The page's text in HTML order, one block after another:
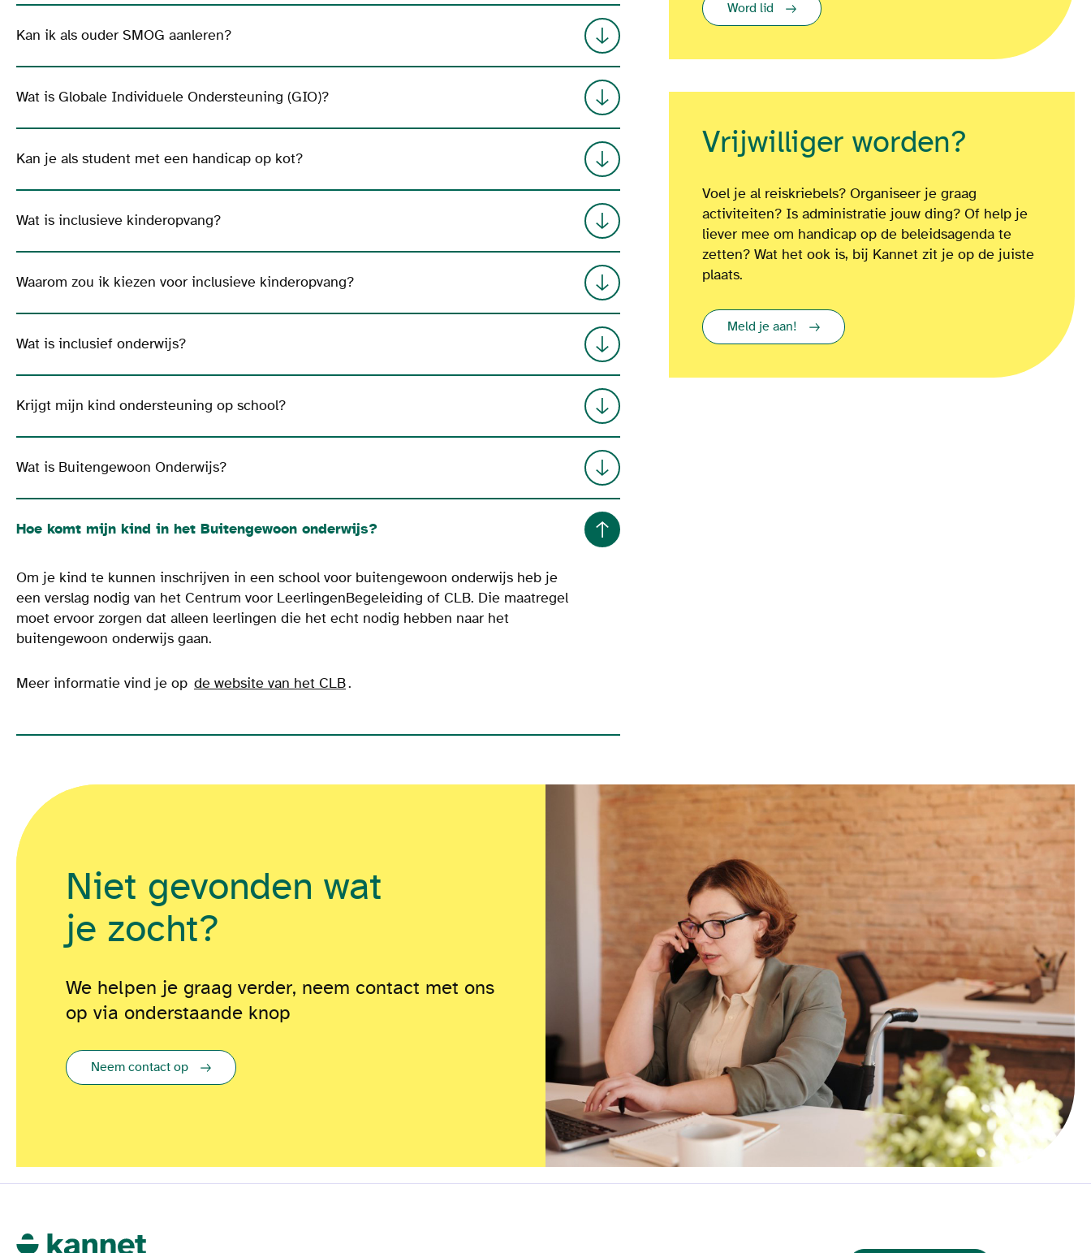
Kan ik als ouder SMOG aanleren?
Wat is Globale Individuele Ondersteuning (GIO)?
Kan je als student met een handicap op kot?
Wat is inclusieve kinderopvang?
Waarom zou ik kiezen voor inclusieve kinderopvang?
Wat is inclusief onderwijs?
Krijgt mijn kind ondersteuning op school?
Wat is Buitengewoon Onderwijs?
Hoe komt mijn kind in het Buitengewoon onderwijs?
Om je kind te kunnen inschrijven in een school voor buitengewoon onderwijs heb je
een verslag nodig van het Centrum voor LeerlingenBegeleiding of CLB. Die maatregel
moet ervoor zorgen dat alleen leerlingen die het echt nodig hebben naar het
buitengewoon onderwijs gaan.
Meer informatie vind je op de website van het CLB.
Word lid
Vrijwilliger worden?
Voel je al reiskriebels? Organiseer je graag
activiteiten? Is administratie jouw ding? Of help je
liever mee om handicap op de beleidsagenda te
zetten? Wat het ook is, bij Kannet zit je op de juiste
plaats.
Meld je aan!
Niet gevonden wat
je zocht?
We helpen je graag verder, neem contact met ons
op via onderstaande knop
Neem contact op